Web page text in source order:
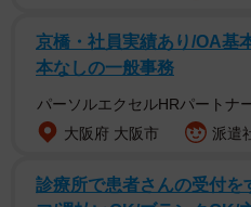
京橋・社員実績あり/OA基
本なしの一般事務
パーソルエクセルHRパートナ
大阪府 大阪市
派遣
診療所で患者さんの受付を